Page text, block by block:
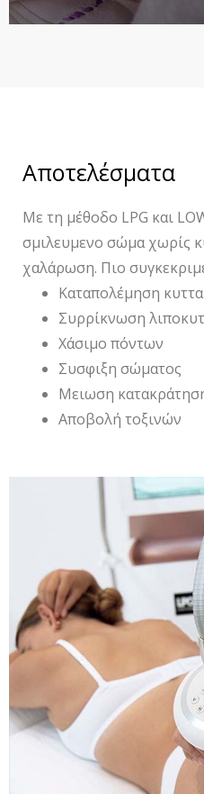
Αποτελέσματα
Με τη μέθοδο LPG και
σμιλευμενο σώμαχωρίς
χαλάρωση. Πιο
Καταπολέμηση
Συρρίκνωση
Χάσιμο πόντων
Συσφιξη σώματος
Μειωση
Αποβολή τοξινών